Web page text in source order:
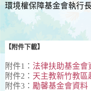
環境權保障基金會執行
【附件下載】
附件1： 法律扶助基金會
附件2： 天主教新竹教區
附件3： 勵馨基金會資料